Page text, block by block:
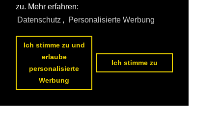
zu. Mehr erfahren:
Datenschutz , Personalisierte Werbung
Ich stimme zu und
erlaube
personalisierte
Werbung
Ich stimme zu